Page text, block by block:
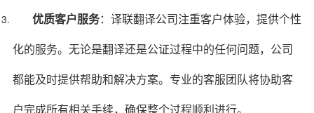
优质客户服务：译联翻译公司注重客户体验，提供个性
化的服务。无论是翻译还是公证过程中的任何问题，公司
都能及时提供帮助和解决方案。专业的客服团队将协助客
户完成所有相关手续，确保整个过程顺利进行。